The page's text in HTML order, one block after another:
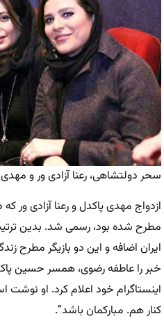
سحر دولتشاهی، رعنا آزادی ور و
ازدواج مهدی پاکدل و رعنا آزادی ور
مطرح شده بود، رسمی شد. بدین
ایران اضافه و این دو بازیگر مطرح
خبر را عاطفه رضوی، همسر حسین
اینستاگرام خود اعلام کرد. او
کنار هم. مبارکمان باشد”.